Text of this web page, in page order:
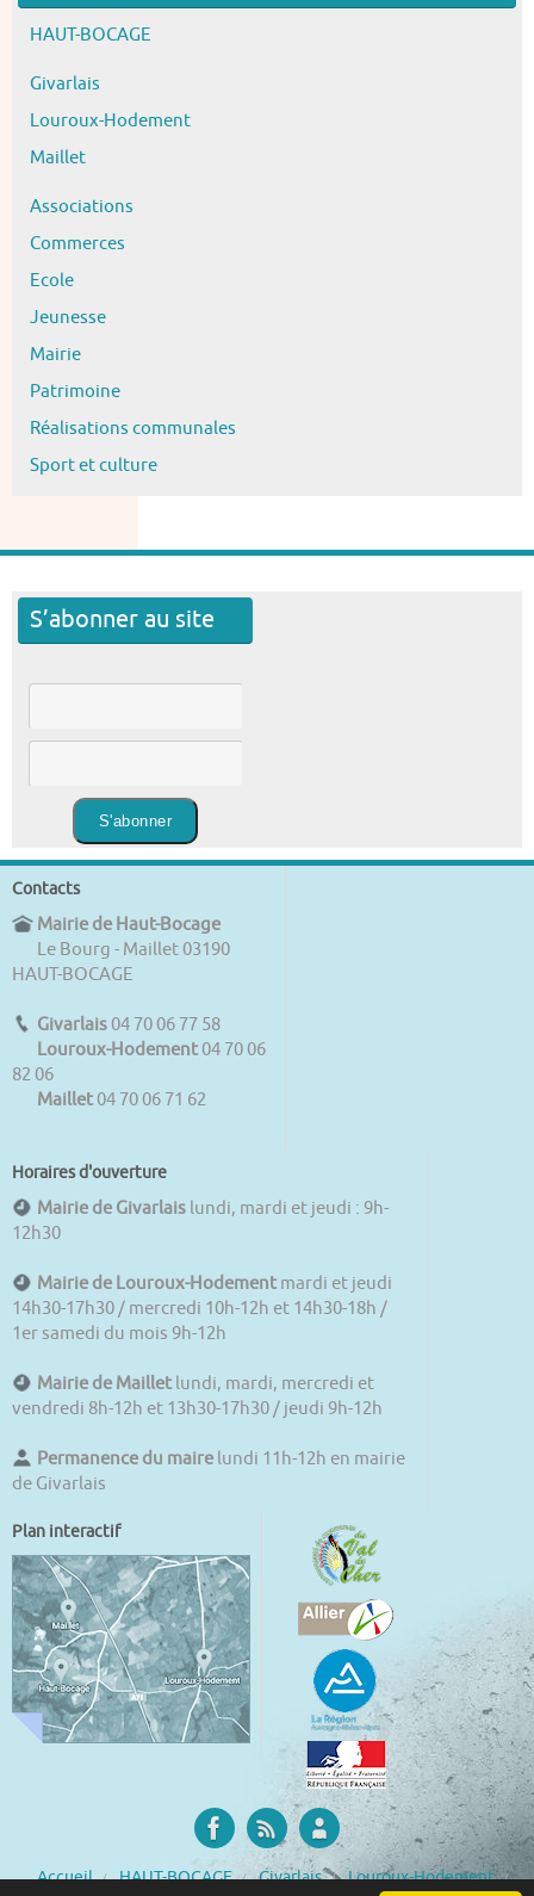
HAUT-BOCAGE
Givarlais
Louroux-Hodement
Maillet
Associations
Commerces
Ecole
Jeunesse
Mairie
Patrimoine
Réalisations communales
Sport et culture
S’abonner au site
Contacts
Mairie de Haut-Bocage
Le Bourg - Maillet 03190
HAUT-BOCAGE
Givarlais 04 70 06 77 58
Louroux-Hodement 04 70 06
82 06
Maillet 04 70 06 71 62
Horaires d'ouverture
Mairie de Givarlais lundi, mardi et jeudi : 9h-
12h30
Mairie de Louroux-Hodement mardi et jeudi
14h30-17h30 / mercredi 10h-12h et 14h30-18h /
1er samedi du mois 9h-12h
Mairie de Maillet lundi, mardi, mercredi et
vendredi 8h-12h et 13h30-17h30 / jeudi 9h-12h
Permanence du maire lundi 11h-12h en mairie
de Givarlais
Plan interactif
Accueil HAUT-BOCAGE Givarlais
Louroux-Hodement